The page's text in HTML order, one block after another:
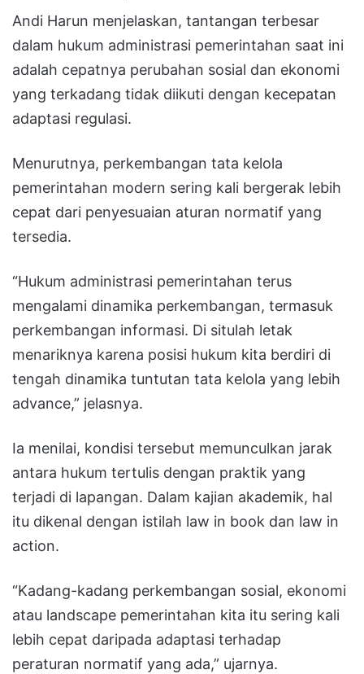
Andi Harun menjelaskan, tantangan terbesar
dalam hukum administrasi pemerintahan saat ini
adalah cepatnya perubahan sosial dan ekonomi
yang terkadang tidak diikuti dengan kecepatan
adaptasi regulasi.
Menurutnya, perkembangan tata kelola
pemerintahan modern sering kali bergerak lebih
cepat dari penyesuaian aturan normatif yang
tersedia.
“Hukum administrasi pemerintahan terus
mengalami dinamika perkembangan, termasuk
perkembangan informasi. Di situlah letak
menariknya karena posisi hukum kita berdiri di
tengah dinamika tuntutan tata kelola yang lebih
advance,” jelasnya.
Ia menilai, kondisi tersebut memunculkan jarak
antara hukum tertulis dengan praktik yang
terjadi di lapangan. Dalam kajian akademik, hal
itu dikenal dengan istilah law in book dan law in
action.
“Kadang-kadang perkembangan sosial, ekonomi
atau landscape pemerintahan kita itu sering kali
lebih cepat daripada adaptasi terhadap
peraturan normatif yang ada,” ujarnya.